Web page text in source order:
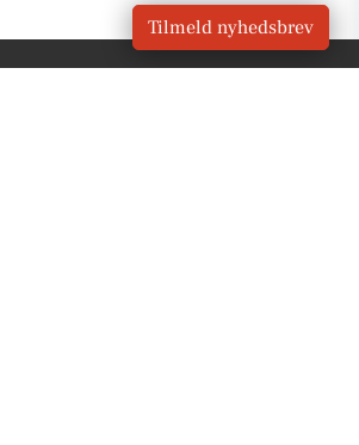
Tilmeld nyhedsbrev